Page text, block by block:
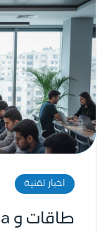
اخبار تقنية